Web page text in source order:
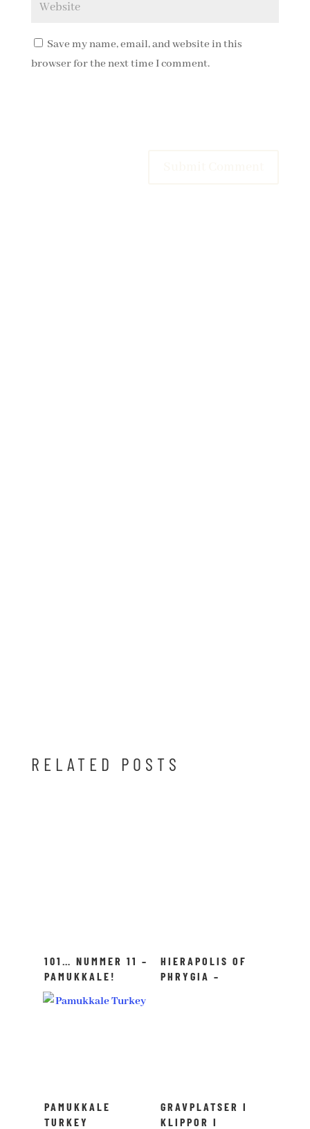
Save my name, email, and website in this
browser for the next time I comment.
RELATED POSTS
101… NUMMER 11 –
PAMUKKALE!
HIERAPOLIS OF
PHRYGIA –
PAMUKKALE
TURKEY
GRAVPLATSER I
KLIPPOR I